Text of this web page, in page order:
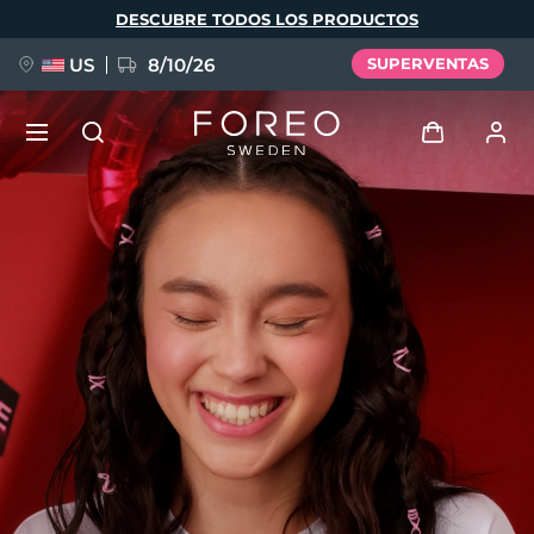
DESCUBRE TODOS LOS PRODUCTOS
US 8/10/26 SUPERVENTAS
Iniciar sesión
Perfil de usuario
Mis dispositivos
Mis pedidos
Mis direcciones
Mis suscripciones
NUEVO
FAQ™ Pure Beauty-Tech Elixir
BREAKING NEWS
issa™ Teeth Whitening Set
Idioma
English Deutsch
Español
Français
Italiano
Português
Polski
Svenska
Русский
Türkçe
简体中文 繁體中文